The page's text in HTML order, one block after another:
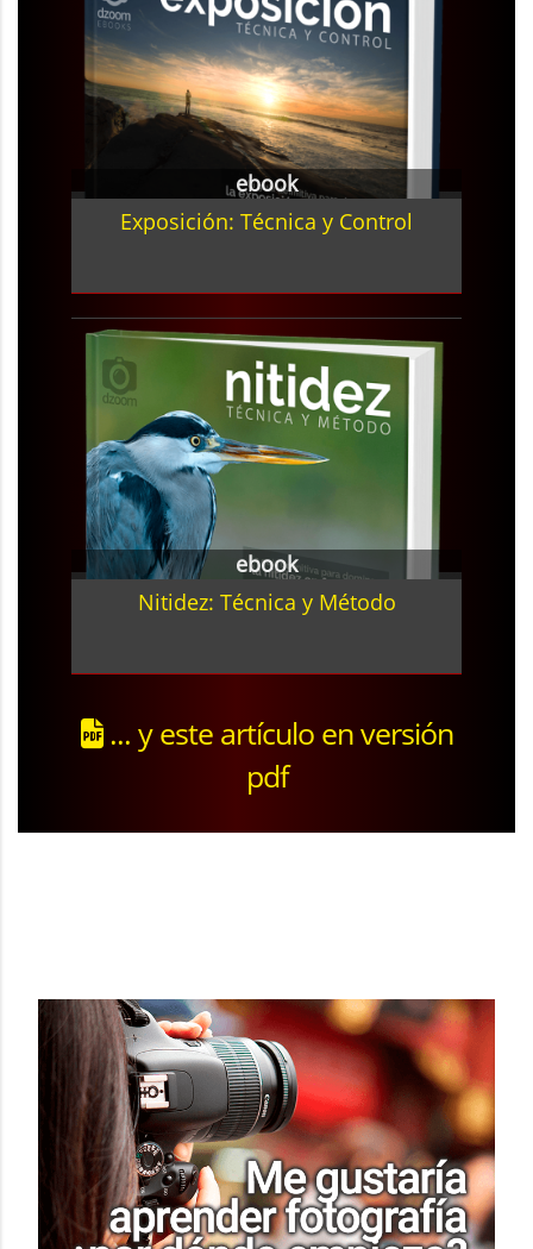
ebook
Exposición: Técnica y Control
ebook
Nitidez: Técnica y Método
... y este artículo en versión
pdf